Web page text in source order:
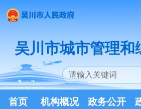
吴川市城市管理和
首页 机构概况 政务公开